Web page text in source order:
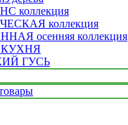
коллекция
коллекция
осенняя коллекция
КУХНЯ
ГУСЬ